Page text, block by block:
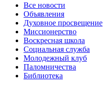
Все новости
Объявления
Духовное просвещение
Миссионерство
Воскресная школа
Социальная служба
Молодежный клуб
Паломничества
Библиотека